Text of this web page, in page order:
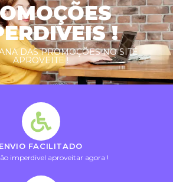
!
DAS PROMOÇÕES NO SITE
APROVEITE !
ENVIO FACILITADO
imperdivel aproveitar agora !